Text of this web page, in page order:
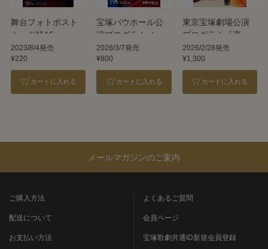
舞台フォトポスト
カード暁15
2023/8/4発売
¥220
カートに入れる
宝塚バウホール公
演プログラム／
『Beautiful SKY
!!』＜宙組＞
2026/3/7発売
¥800
カートに入れる
東京宝塚劇場公演
プログラム『恋す
る天動説』
『DYNAMIC
NOVA』＜星組＞
2026/2/28発売
¥1,300
カートに入れる
メールマガジンのご案内
ご購入方法
配送について
お支払い方法
よくあるご質問
会員ページ
宝塚歌劇共通ID新規会員登録